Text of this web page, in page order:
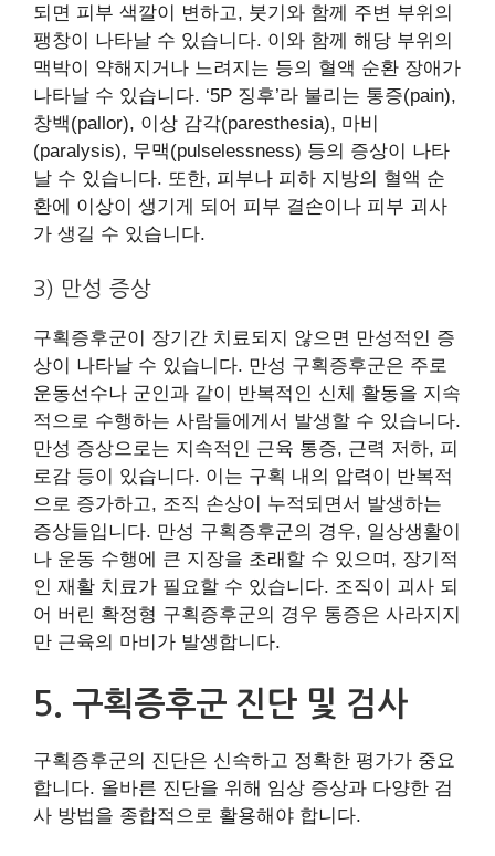
되면 피부 색깔이 변하고, 붓기와 함께 주변 부위의
팽창이 나타날 수 있습니다. 이와 함께 해당 부위의
맥박이 약해지거나 느려지는 등의 혈액 순환 장애가
나타날 수 있습니다. ‘5P 징후’라 불리는 통증(pain),
창백(pallor), 이상 감각(paresthesia), 마비
(paralysis), 무맥(pulselessness) 등의 증상이 나타
날 수 있습니다. 또한, 피부나 피하 지방의 혈액 순
환에 이상이 생기게 되어 피부 결손이나 피부 괴사
가 생길 수 있습니다.
3) 만성 증상
구획증후군이 장기간 치료되지 않으면 만성적인 증
상이 나타날 수 있습니다. 만성 구획증후군은 주로
운동선수나 군인과 같이 반복적인 신체 활동을 지속
적으로 수행하는 사람들에게서 발생할 수 있습니다.
만성 증상으로는 지속적인 근육 통증, 근력 저하, 피
로감 등이 있습니다. 이는 구획 내의 압력이 반복적
으로 증가하고, 조직 손상이 누적되면서 발생하는
증상들입니다. 만성 구획증후군의 경우, 일상생활이
나 운동 수행에 큰 지장을 초래할 수 있으며, 장기적
인 재활 치료가 필요할 수 있습니다. 조직이 괴사 되
어 버린 확정형 구획증후군의 경우 통증은 사라지지
만 근육의 마비가 발생합니다.
5. 구획증후군 진단 및 검사
구획증후군의 진단은 신속하고 정확한 평가가 중요
합니다. 올바른 진단을 위해 임상 증상과 다양한 검
사 방법을 종합적으로 활용해야 합니다.